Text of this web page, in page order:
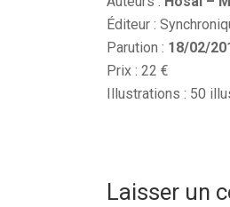
Éditeur :
Parution : 18/02/
Prix : 22 €
Illustrations : 50
Laisser un